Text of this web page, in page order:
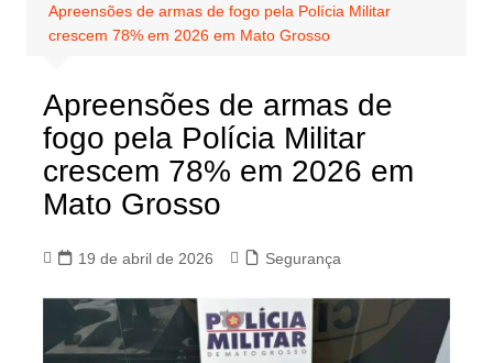
Apreensões de armas de fogo pela Polícia Militar
crescem 78% em 2026 em Mato Grosso
Apreensões de armas de
fogo pela Polícia Militar
crescem 78% em 2026 em
Mato Grosso
19 de abril de 2026 Segurança